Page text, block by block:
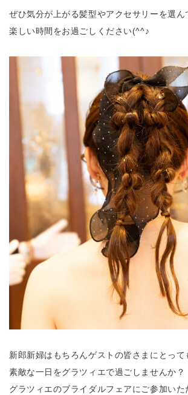
ぜひ気分が上がる髪型やアクセサリーを選ん
楽しい時間をお過ごしください(^^♪
新郎新婦はもちろんゲストの皆さまにとって
素敵な一日をグラツィエで過ごしませんか？
グラツィエのブライダルフェアにご参加いた